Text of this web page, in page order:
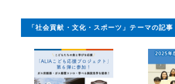
「社会貢献・文化・スポーツ」テーマの記事